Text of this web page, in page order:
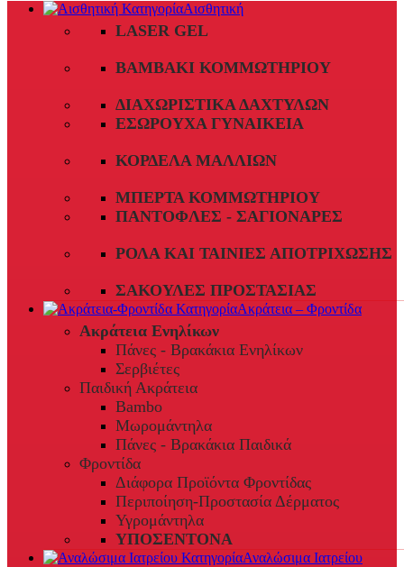
Αισθητική
LASER GEL
ΒΑΜΒΆΚΙ ΚΟΜΜΩΤΗΡΊΟΥ
ΔΙΑΧΩΡΙΣΤΙΚΆ ΔΑΧΤΎΛΩΝ
ΕΣΏΡΟΥΧΑ ΓΥΝΑΙΚΕΊΑ
ΚΟΡΔΈΛΑ ΜΑΛΛΙΏΝ
ΜΠΈΡΤΑ ΚΟΜΜΩΤΗΡΊΟΥ
ΠΑΝΤΌΦΛΕΣ - ΣΑΓΙΟΝΆΡΕΣ
ΡΟΛΆ ΚΑΙ ΤΑΙΝΊΕΣ ΑΠΟΤΡΊΧΩΣΗΣ
ΣΑΚΟΎΛΕΣ ΠΡΟΣΤΑΣΊΑΣ
Ακράτεια – Φροντίδα
Ακράτεια Ενηλίκων
Πάνες - Βρακάκια Ενηλίκων
Σερβιέτες
Παιδική Ακράτεια
Bambo
Μωρομάντηλα
Πάνες - Βρακάκια Παιδικά
Φροντίδα
Διάφορα Προϊόντα Φροντίδας
Περιποίηση-Προστασία Δέρματος
Υγρομάντηλα
ΥΠΟΣΕΝΤΟΝΑ
Αναλώσιμα Ιατρείου